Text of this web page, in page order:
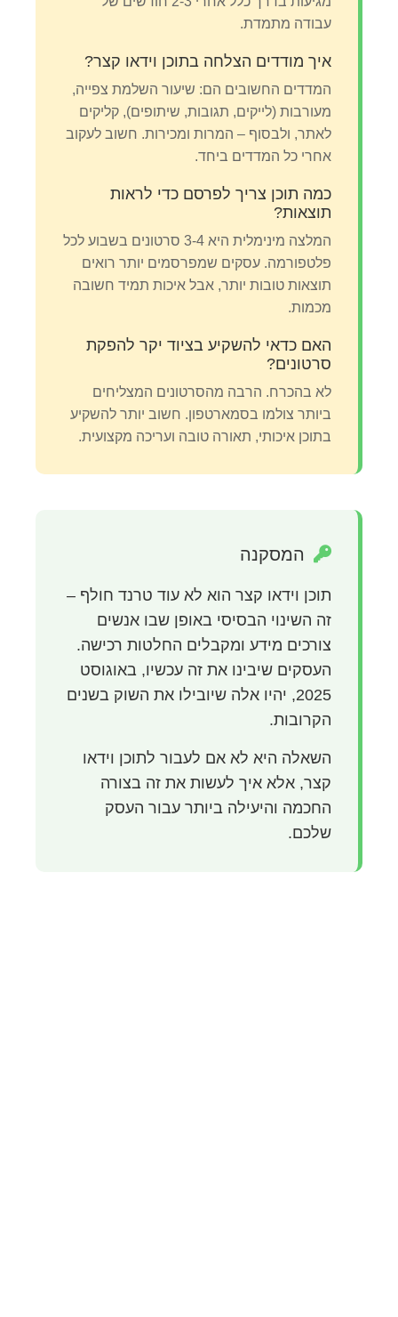
עבודה מתמדת.
איך מודדים הצלחה בתוכן וידאו קצר?
המדדים החשובים הם: שיעור השלמת צפייה,
מעורבות (לייקים, תגובות, שיתופים), קליקים
לאתר, ולבסוף – המרות ומכירות. חשוב לעקוב
אחרי כל המדדים ביחד.
כמה תוכן צריך לפרסם כדי לראות
תוצאות?
המלצה מינימלית היא 3-4 סרטונים בשבוע לכל
פלטפורמה. עסקים שמפרסמים יותר רואים
תוצאות טובות יותר, אבל איכות תמיד חשובה
מכמות.
האם כדאי להשקיע בציוד יקר להפקת
סרטונים?
לא בהכרח. הרבה מהסרטונים המצליחים
ביותר צולמו בסמארטפון. חשוב יותר להשקיע
בתוכן איכותי, תאורה טובה ועריכה מקצועית.
המסקנה
תוכן וידאו קצר הוא לא עוד טרנד חולף –
זה השינוי הבסיסי באופן שבו אנשים
צורכים מידע ומקבלים החלטות רכישה.
העסקים שיבינו את זה עכשיו, באוגוסט
2025, יהיו אלה שיובילו את השוק בשנים
הקרובות.
השאלה היא לא אם לעבור לתוכן וידאו
קצר, אלא איך לעשות את זה בצורה
החכמה והיעילה ביותר עבור העסק
שלכם.